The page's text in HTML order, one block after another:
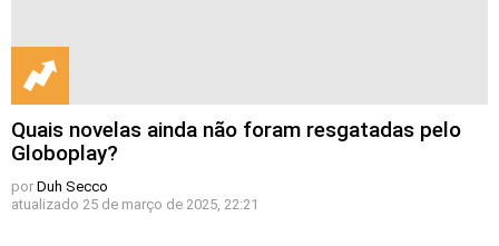
Quais novelas ainda não foram resgatadas pelo
Globoplay?
por Duh Secco
atualizado 25 de março de 2025, 22:21